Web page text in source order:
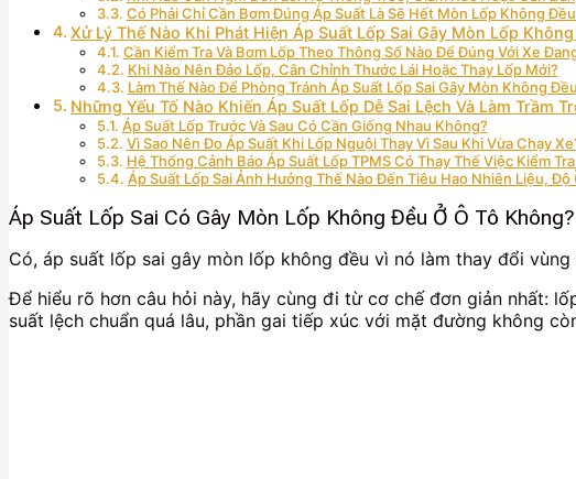
Có Phải Chỉ Cần Bơm Đúng Áp Suất Là Sẽ Hết Mòn Lốp Không
Xử Lý Thế Nào Khi Phát Hiện Áp Suất Lốp Sai Gây Mòn Lốp
Cần Kiểm Tra Và Bơm Lốp Theo Thông Số Nào Để Đúng Với Xe
Khi Nào Nên Đảo Lốp, Cân Chỉnh Thước Lái Hoặc Thay Lốp Mới?
Làm Thế Nào Để Phòng Tránh Áp Suất Lốp Sai Gây Mòn Không
Những Yếu Tố Nào Khiến Áp Suất Lốp Dễ Sai Lệch Và Làm Trầm
Áp Suất Lốp Trước Và Sau Có Cần Giống Nhau Không?
Vì Sao Nên Đo Áp Suất Khi Lốp Nguội Thay Vì Sau Khi Vừa Chạy
Hệ Thống Cảnh Báo Áp Suất Lốp TPMS Có Thay Thế Việc Kiểm
Áp Suất Lốp Sai Ảnh Hưởng Thế Nào Đến Tiêu Hao Nhiên Liệu, Độ
Áp Suất Lốp Sai Có Gây Mòn Lốp Không Đều Ở Ô Tô Không?
Có, áp suất lốp sai gây mòn lốp không đều vì nó làm thay đổi
Để hiểu rõ hơn câu hỏi này, hãy cùng đi từ cơ chế đơn giản nhất:
suất lệch chuẩn quá lâu, phần gai tiếp xúc với mặt đường không